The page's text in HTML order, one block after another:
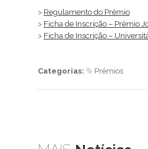
> Regulamento do Prémio
> Ficha de Inscrição – Prémio
> Ficha de Inscrição –
Categorias: Prémios